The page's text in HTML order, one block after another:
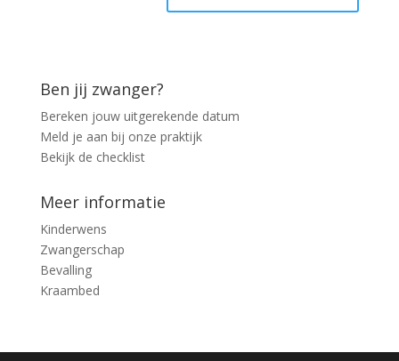
Ben jij zwanger?
Bereken jouw uitgerekende datum
Meld je aan bij onze praktijk
Bekijk de checklist
Meer informatie
Kinderwens
Zwangerschap
Bevalling
Kraambed